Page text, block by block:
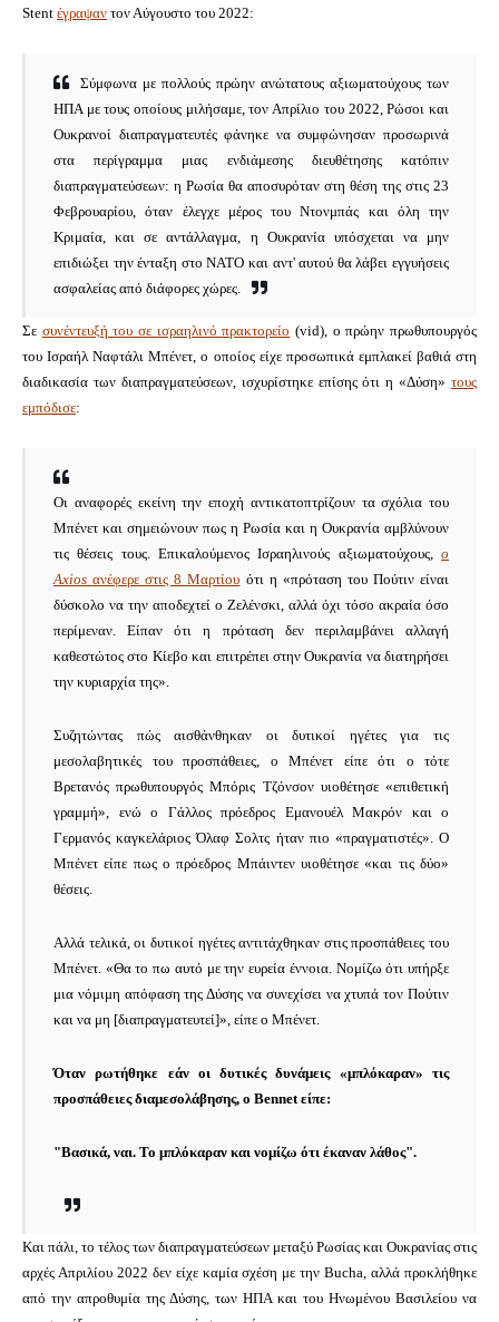
Stent έγραψαν τον Αύγουστο του 2022:
Σύμφωνα με πολλούς πρώην ανώτατους αξιωματούχους των
ΗΠΑ με τους οποίους μιλήσαμε, τον Απρίλιο του 2022, Ρώσοι και
Ουκρανοί διαπραγματευτές φάνηκε να συμφώνησαν προσωρινά
στα περίγραμμα μιας ενδιάμεσης διευθέτησης κατόπιν
διαπραγματεύσεων: η Ρωσία θα αποσυρόταν στη θέση της στις 23
Φεβρουαρίου, όταν έλεγχε μέρος του Ντονμπάς και όλη την
Κριμαία, και σε αντάλλαγμα, η Ουκρανία υπόσχεται να μην
επιδιώξει την ένταξη στο ΝΑΤΟ και αντ' αυτού θα λάβει εγγυήσεις
ασφαλείας από διάφορες χώρες.
Σε συνέντευξή του σε ισραηλινό πρακτορείο (vid), ο πρώην πρωθυπουργός
του Ισραήλ Ναφτάλι Μπένετ, ο οποίος είχε προσωπικά εμπλακεί βαθιά στη
διαδικασία των διαπραγματεύσεων, ισχυρίστηκε επίσης ότι η «Δύση» τους
εμπόδισε:
Οι αναφορές εκείνη την εποχή αντικατοπτρίζουν τα σχόλια του
Μπένετ και σημειώνουν πως η Ρωσία και η Ουκρανία αμβλύνουν
τις θέσεις τους.
Επικαλούμενος Ισραηλινούς αξιωματούχους,
ο
Axios ανέφερε στις 8 Μαρτίου ότι η «πρόταση του Πούτιν είναι
δύσκολο να την αποδεχτεί ο Ζελένσκι, αλλά όχι τόσο ακραία όσο
περίμεναν.
Είπαν ότι η πρόταση δεν περιλαμβάνει αλλαγή
καθεστώτος στο Κίεβο και επιτρέπει στην Ουκρανία να διατηρήσει
την κυριαρχία της».
Συζητώντας πώς αισθάνθηκαν οι δυτικοί ηγέτες για τις
μεσολαβητικές του προσπάθειες, ο Μπένετ είπε ότι ο τότε
Βρετανός πρωθυπουργός Μπόρις Τζόνσον υιοθέτησε «επιθετική
γραμμή», ενώ ο Γάλλος πρόεδρος Εμανουέλ Μακρόν και ο
Γερμανός καγκελάριος Όλαφ Σολτς ήταν πιο «πραγματιστές».
Ο
Μπένετ είπε πως ο πρόεδρος Μπάιντεν υιοθέτησε «και τις δύο»
θέσεις.
Αλλά τελικά, οι δυτικοί ηγέτες αντιτάχθηκαν στις προσπάθειες του
Μπένετ. «Θα το πω αυτό με την ευρεία έννοια. Νομίζω ότι υπήρξε
μια νόμιμη απόφαση της Δύσης να συνεχίσει να χτυπά τον Πούτιν
και να μη [διαπραγματευτεί]», είπε ο Μπένετ.
Όταν ρωτήθηκε εάν οι δυτικές δυνάμεις «μπλόκαραν» τις
προσπάθειες διαμεσολάβησης, ο Bennet είπε:
"Βασικά, ναι. Το μπλόκαραν και νομίζω ότι έκαναν λάθος".
Και πάλι, το τέλος των διαπραγματεύσεων μεταξύ Ρωσίας και Ουκρανίας στις
αρχές Απριλίου 2022 δεν είχε καμία σχέση με την Bucha, αλλά προκλήθηκε
από την απροθυμία της Δύσης, των ΗΠΑ και του Ηνωμένου Βασιλείου να